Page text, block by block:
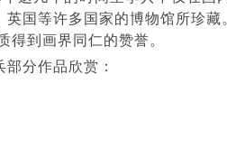
英国等许多国家的博物馆所珍
得到画界同仁的赞誉。
分作品欣赏：